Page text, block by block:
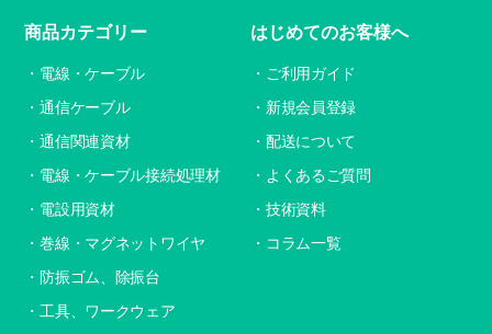
商品カテゴリー
電線・ケーブル
通信ケーブル
通信関連資材
電線・ケーブル接続処理材
電設用資材
巻線・マグネットワイヤ
防振ゴム、除振台
工具、ワークウェア
はじめてのお客様へ
ご利用ガイド
新規会員登録
配送について
よくあるご質問
技術資料
コラム一覧